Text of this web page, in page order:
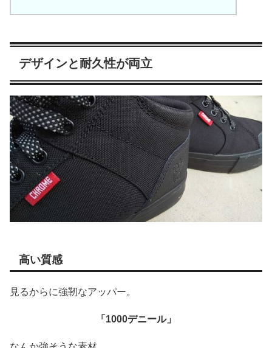
デザインと耐久性が両立
高い質感
見るからに強靭なアッパー。
「1000デニール」